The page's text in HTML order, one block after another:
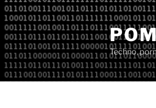
Przejdź
do
treści
Techno,